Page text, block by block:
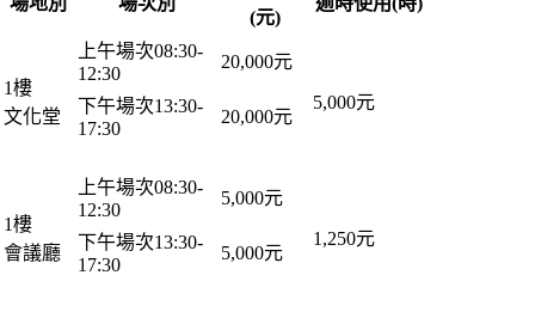
(元)
1樓
文化堂
上午場次08:30-
12:30
20,000元
5,000元
下午場次13:30-
17:30
20,000元
1樓
會議廳
上午場次08:30-
12:30
5,000元
1,250元
下午場次13:30-
17:30
5,000元